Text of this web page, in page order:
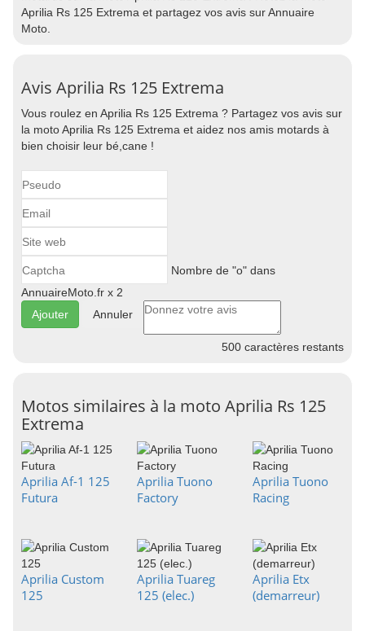
Aprilia Rs 125 Extrema et partagez vos avis sur Annuaire
Moto.
Avis Aprilia Rs 125 Extrema
Vous roulez en Aprilia Rs 125 Extrema ? Partagez vos avis sur
la moto Aprilia Rs 125 Extrema et aidez nos amis motards à
bien choisir leur bé,cane !
Nombre de "o" dans
AnnuaireMoto.fr x 2
Annuler
500 caractères restants
Motos similaires à la moto Aprilia Rs 125
Extrema
Aprilia Af-1 125
Futura
Aprilia Tuono
Factory
Aprilia Tuono
Racing
Aprilia Custom
125
Aprilia Tuareg
125 (elec.)
Aprilia Etx
(demarreur)